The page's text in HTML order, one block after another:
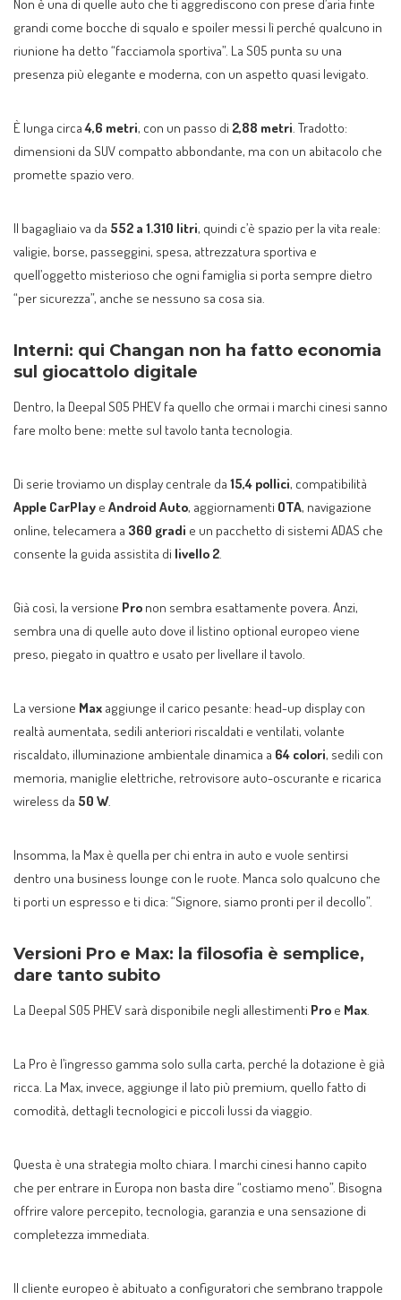
Non è una di quelle auto che ti aggrediscono con prese d’aria finte
grandi come bocche di squalo e spoiler messi lì perché qualcuno in
riunione ha detto “facciamola sportiva”. La S05 punta su una
presenza più elegante e moderna, con un aspetto quasi levigato.
È lunga circa4,6 metri, con un passo di 2,88 metri. Tradotto:
dimensioni da SUV compatto abbondante, ma con un abitacolo che
promette spazio vero.
Il bagagliaio va da 552 a 1.310 litri, quindi c’è spazio per la vita reale:
valigie, borse, passeggini, spesa, attrezzatura sportiva e
quell’oggetto misterioso che ogni famiglia si porta sempre dietro
“per sicurezza”, anche se nessuno sa cosa sia.
Interni: qui Changan non ha fatto economia
sul giocattolo digitale
Dentro, la Deepal S05 PHEV fa quello che ormai i marchi cinesi sanno
fare molto bene: mette sul tavolo tanta tecnologia.
Di serie troviamo un display centrale da 15,4 pollici, compatibilità
Apple CarPlay e Android Auto, aggiornamenti OTA, navigazione
online, telecamera a 360 gradi e un pacchetto di sistemi ADAS che
consente la guida assistita di livello 2
Già così, la versione Pro non sembra esattamente povera. Anzi,
sembra una di quelle auto dove il listino optional europeo viene
preso, piegato in quattro e usato per livellare il tavolo.
La versione Max aggiunge il carico pesante: head-up display con
realtà aumentata, sedili anteriori riscaldati e ventilati, volante
riscaldato, illuminazione ambientale dinamica a 64 colori, sedili con
memoria, maniglie elettriche, retrovisore auto-oscurante e ricarica
wireless da 50 W.
Insomma, la Max è quella per chi entra in auto e vuole sentirsi
dentro una business lounge con le ruote. Manca solo qualcuno che
ti porti un espresso e ti dica: “Signore, siamo pronti per il decollo”.
Versioni Pro e Max: la filosofia è semplice,
dare tanto subito
La Deepal S05 PHEV sarà disponibile negli allestimenti Pro e Max
La Pro è l’ingresso gamma solo sulla carta, perché la dotazione è già
ricca. La Max, invece, aggiunge il lato più premium, quello fatto di
comodità, dettagli tecnologici e piccoli lussi da viaggio.
Questa è una strategia molto chiara. I marchi cinesi hanno capito
che per entrare in Europa non basta dire “costiamo meno”. Bisogna
offrire valore percepito, tecnologia, garanzia e una sensazione di
completezza immediata.
Il cliente europeo è abituato a configuratori che sembrano trappole